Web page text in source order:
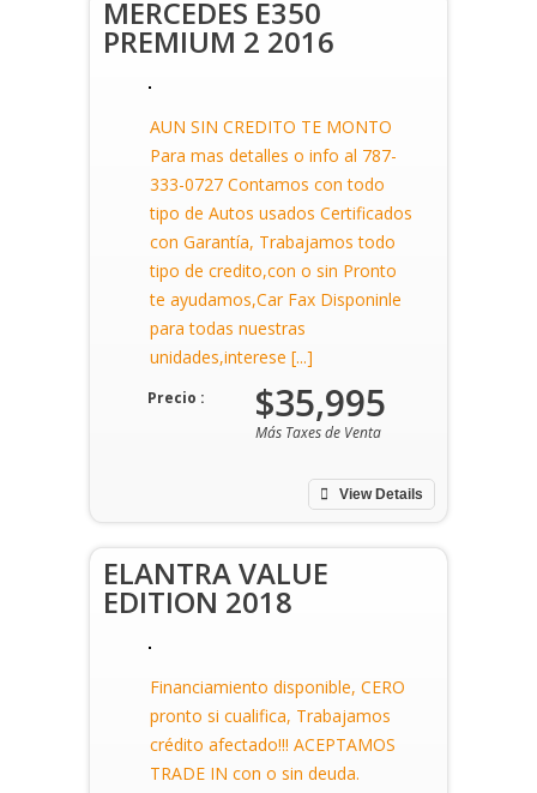
MERCEDES E350
PREMIUM 2 2016
AUN SIN CREDITO TE MONTO
Para mas detalles o info al 787-
333-0727 Contamos con todo
tipo de Autos usados Certificados
con Garantía, Trabajamos todo
tipo de credito,con o sin Pronto
te ayudamos,Car Fax Disponinle
para todas nuestras
unidades,interese [...]
View Details
Precio : $35,995
Más Taxes de Venta
ELANTRA VALUE
EDITION 2018
Financiamiento disponible, CERO
pronto si cualifica, Trabajamos
crédito afectado!!! ACEPTAMOS
TRADE IN con o sin deuda.